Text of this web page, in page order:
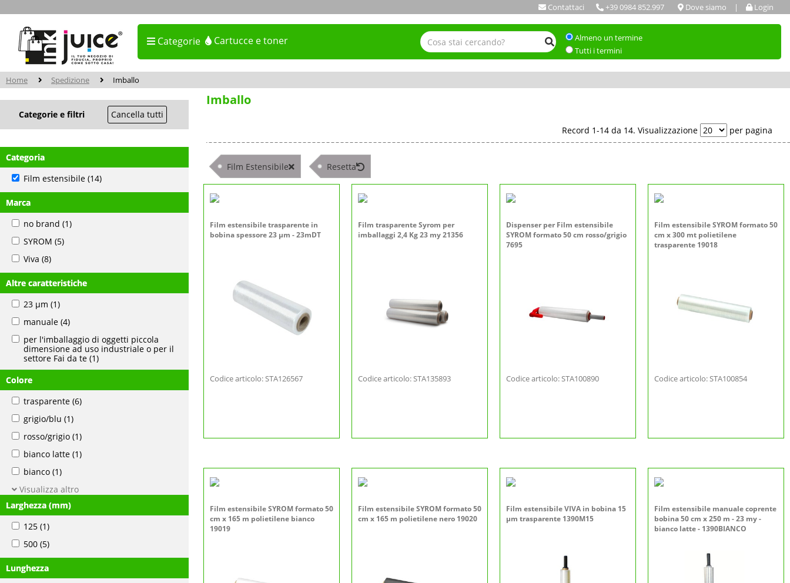
Contattaci +39 0984 852.997 Dove siamo | Login
Categorie Cartucce e toner
Almeno un termine
Tutti i termini
Home Spedizione Imballo
Categorie e filtri Cancella tutti
Categoria
Film estensibile (14)
Marca
no brand (1)
SYROM (5)
Viva (8)
Altre caratteristiche
23 µm (1)
manuale (4)
per l'imballaggio di oggetti piccola
dimensione ad uso industriale o per il
settore Fai da te (1)
Colore
trasparente (6)
grigio/blu (1)
rosso/grigio (1)
bianco latte (1)
bianco (1)
Visualizza altro
Larghezza (mm)
125 (1)
500 (5)
Lunghezza
Imballo
Record 1-14 da 14. Visualizzazione per pagina
Film Estensibile Resetta
Film estensibile trasparente in
bobina spessore 23 µm - 23mDT
Codice articolo: STA126567
Film trasparente Syrom per
imballaggi 2,4 Kg 23 my 21356
Codice articolo: STA135893
Dispenser per Film estensibile
SYROM formato 50 cm rosso/grigio
7695
Codice articolo: STA100890
Film estensibile SYROM formato 50
cm x 300 mt polietilene
trasparente 19018
Codice articolo: STA100854
Film estensibile SYROM formato 50
cm x 165 m polietilene bianco
19019
Film estensibile SYROM formato 50
cm x 165 m polietilene nero 19020
Film estensibile VIVA in bobina 15
µm trasparente 1390M15
Film estensibile manuale coprente
bobina 50 cm x 250 m - 23 my -
bianco latte - 1390BIANCO